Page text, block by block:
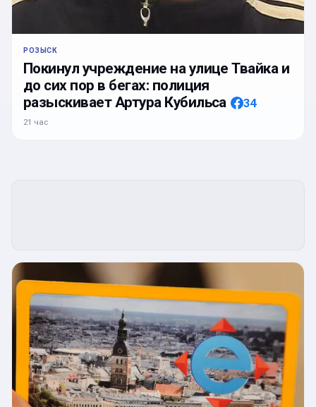
РОЗЫСК
Покинул учреждение на улице Твайка и
до сих пор в бегах: полиция
разыскивает Артура Кубильса
34
21 час